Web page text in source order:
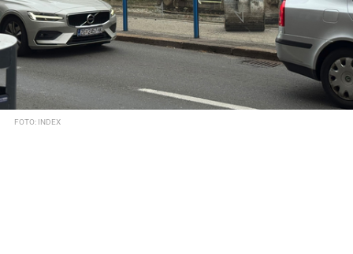
FOTO: INDEX